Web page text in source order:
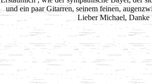
und ein paar Gitarren, seinem feinen,
Lieber Michael,